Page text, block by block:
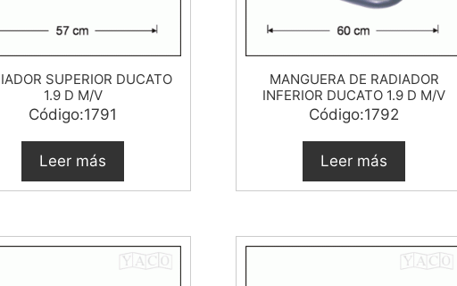
SUPERIOR DUCATO
1.9 D M/V
Código:1791
Leer más
MANGUERA DE RADIADOR
INFERIOR DUCATO 1.9 D M/V
Código:1792
Leer más